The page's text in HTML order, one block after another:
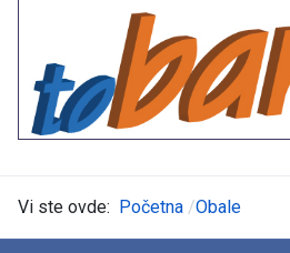
Vi ste ovde: Početna Obale